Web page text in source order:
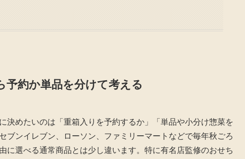
約か単品を分けて考える
決めたいのは「重箱入りを予約するか」「単品や小分け惣菜を
ブンイレブン、ローソン、ファミリーマートなどで毎年秋ごろ
に選べる通常商品とは少し違います。特に有名店監修のおせち